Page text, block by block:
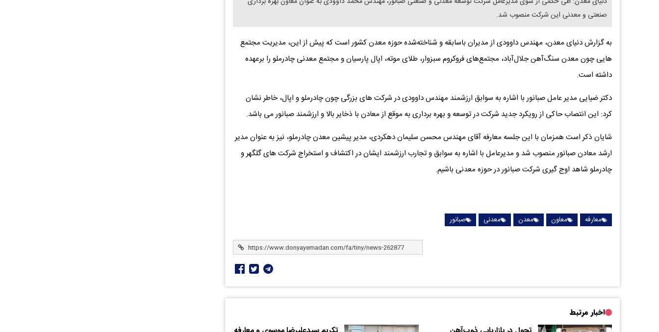
صنعتی و معدنی این شرکت منصوب شد.
به گزارش دنیای معدن، مهندس داوودی از مدیران باسابقه و شناخته‌شده حوزه معدن کشور است که پیش از این، مدیریت مجتمع
هایی چون معدن سنگ‌آهن جلال‌آباد، مجتمع‌های فروکروم سبزوار، طلای موته، اپال پارسیان و مجتمع معدنی چادرملو را برعهده
داشته است.
دکتر ضیایی مدیر عامل صبانور با اشاره به سوابق ارزشمند مهندس داوودی در شرکت های بزرگی چون چادرملو و اپال، خاطر نشان
کرد: این انتصاب حاکی از رویکرد جدید شرکت در توسعه و بهره برداری به موقع از معادن با ذخایر بالا و ارزشمند صبانور می باشد.
شایان ذکر است همزمان با این جلسه معارفه آقای مهندس محسن سلیمان دهکردی، مدیر پیشین معدن چادرملو، نیز به عنوان مدیر
ارشد معادن صبانور منصوب شد و مدیرعامل با اشاره به سوابق و تجارب ارزشمند ایشان در اکتشاف و استخراج شرکت های گلگهر و
چادرملو شاهد اوج گیری شرکت صبانور در حوزه معدنی باشیم.
معارفه معاون معدن معدنی صبانور
اخبار مرتبط